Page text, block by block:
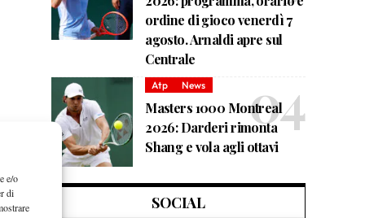
e/o
di
ordine di gioco venerdì 7
agosto. Arnaldi apre sul
Centrale
Atp News
Masters 1000 Montreal
2026: Darderi rimonta
Shang e vola agli ottavi
SOCIAL